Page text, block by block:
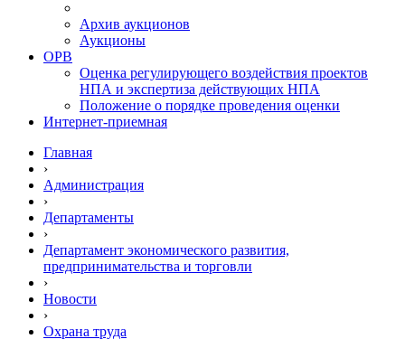
Архив аукционов
Аукционы
ОРВ
Оценка регулирующего воздействия проектов
НПА и экспертиза действующих НПА
Положение о порядке проведения оценки
Интернет-приемная
Главная
›
Администрация
›
Департаменты
›
Департамент экономического развития,
предпринимательства и торговли
›
Новости
›
Охрана труда